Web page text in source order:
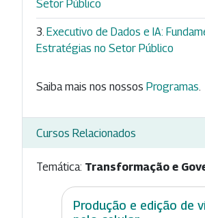
Setor Público
Executivo de Dados e IA:
Estratégias no Setor Público
Saiba mais nos nossos Programas.
Cursos Relacionados
Temática: Transformação e
Produção e edição de